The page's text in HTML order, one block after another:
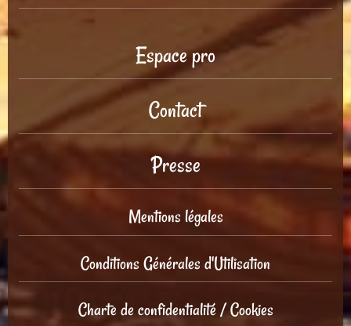
Espace pro
Contact
Presse
Mentions légales
Conditions Générales d'Utilisation
Charte de confidentialité / Cookies